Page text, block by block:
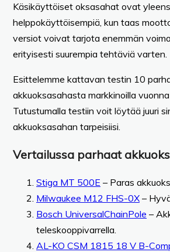
Käsikäyttöiset oksasahat ovat
helppokäyttöisempiä, kun taas
versiot voivat tarjota enemmän
erityisesti suurempia tehtäviä varten.
Esittelemme kattavan testin 10
akkuoksasahasta markkinoilla
Tutustumalla testiin voit löytää juuri
akkuoksasahan tarpeisiisi.
Vertailussa parhaat
Stiga MT 500E – Paras
Milwaukee M12 FHS-0X –
Bosch UniversalChainPole –
teleskooppivarrella.
AL-KO CSM 1815 18 V B-